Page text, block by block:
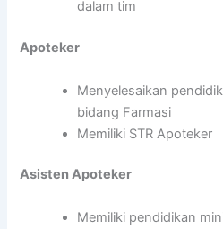
dalam tim
Apoteker
Menyelesaikan
bidang Farmasi
Memiliki STR Apoteker
Asisten Apoteker
Memiliki pendidikan